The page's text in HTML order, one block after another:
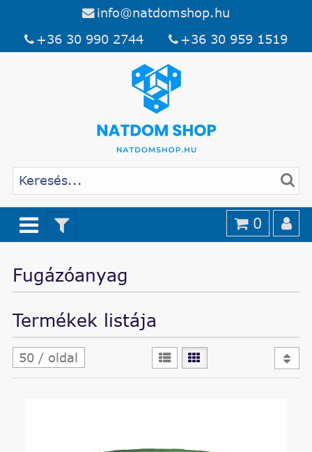
info@natdomshop.hu
+36 30 990 2744
+36 30 959 1519
0
Fugázóanyag
Termékek listája
50 / oldal